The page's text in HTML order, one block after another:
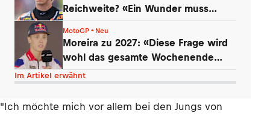
Reichweite? «Ein Wunder muss
MotoGP • Neu
Moreira zu 2027: «Diese Frage wird
wohl das gesamte Wochenende
kommen»
Im Artikel erwähnt
"Ich möchte mich vor allem bei den Jungs von